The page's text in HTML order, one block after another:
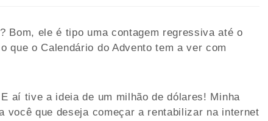
Bom, ele é tipo uma contagem regressiva até o
que o Calendário do Advento tem a ver com
aí tive a ideia de um milhão de dólares! Minha
você que deseja começar a rentabilizar na internet